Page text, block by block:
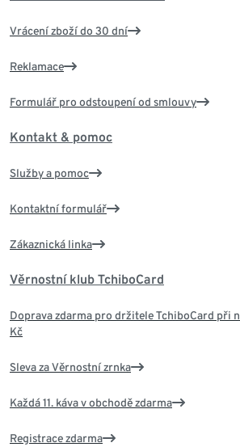
Vrácení zboží do 30 dní
Reklamace
Formulář pro odstoupení od smlouvy
Kontakt & pomoc
Služby a pomoc
Kontaktní formulář
Zákaznická linka
Věrnostní klub TchiboCard
Doprava zdarma pro držitele TchiboCard při
Kč
Sleva za Věrnostní zrnka
Každá 11. káva v obchodě zdarma
Registrace zdarma